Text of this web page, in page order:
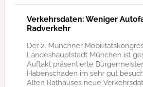
Verkehrsdaten: Weniger
Radverkehr
Der 2. Münchner
Landeshauptstadt München ist
Auftakt präsentierte
Habenschaden im sehr gut
Alten Rathauses neue